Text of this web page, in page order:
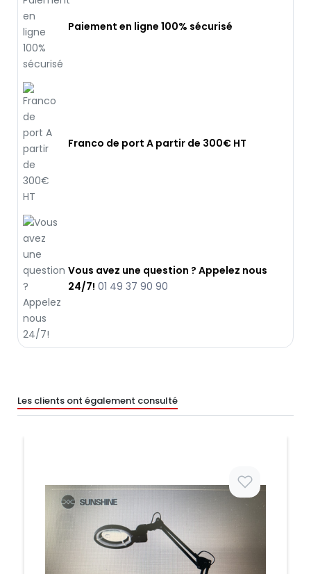
Paiement en ligne 100% sécurisé
Franco de port A partir de 300€ HT
Vous avez une question ? Appelez nous
24/7! 01 49 37 90 90
Les clients ont également consulté